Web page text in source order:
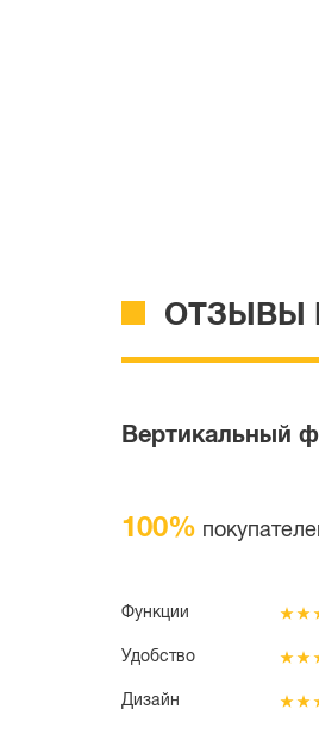
ОТЗЫВЫ
Вертикальный
100%
Функции
Удобство
Дизайн